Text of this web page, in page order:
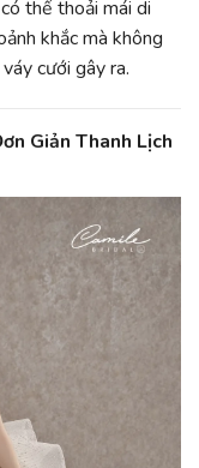
thể thoải mái di
khắc mà không
cưới gây ra.
Giản Thanh Lịch